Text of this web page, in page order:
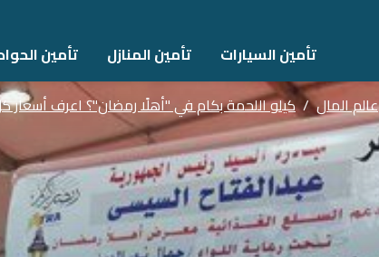
تأمين السيارات
تأمين المنازل تأمين
عالم المال / كيلو اللحمة بكام في "أهلًا رمضان"؟ اعرف أسعار